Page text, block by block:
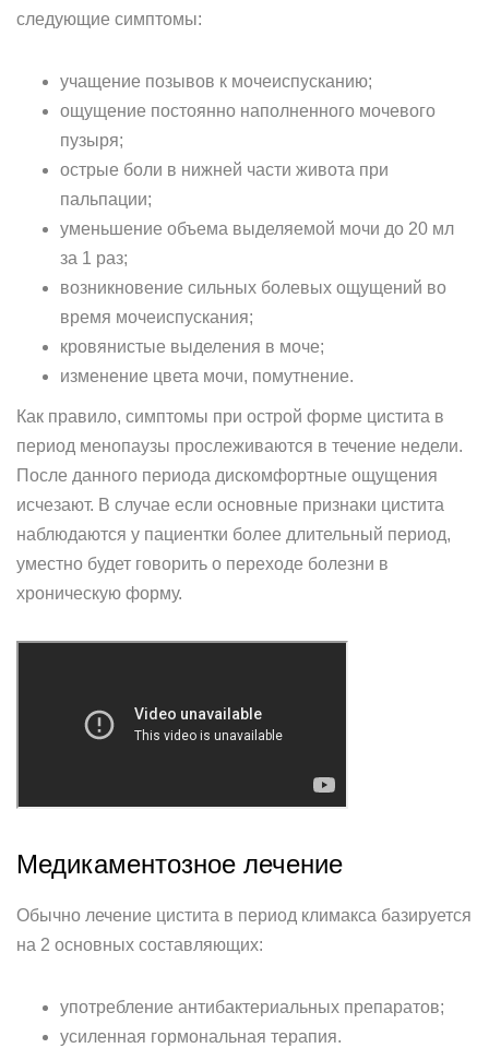
следующие симптомы:
учащение позывов к мочеиспусканию;
ощущение постоянно наполненного мочевого
пузыря;
острые боли в нижней части живота при
пальпации;
уменьшение объема выделяемой мочи до 20 мл
за 1 раз;
возникновение сильных болевых ощущений во
время мочеиспускания;
кровянистые выделения в моче;
изменение цвета мочи, помутнение.
Как правило, симптомы при острой форме цистита в
период менопаузы прослеживаются в течение недели.
После данного периода дискомфортные ощущения
исчезают. В случае если основные признаки цистита
наблюдаются у пациентки более длительный период,
уместно будет говорить о переходе болезни в
хроническую форму.
Медикаментозное лечение
Обычно лечение цистита в период климакса базируется
на 2 основных составляющих:
употребление антибактериальных препаратов;
усиленная гормональная терапия.